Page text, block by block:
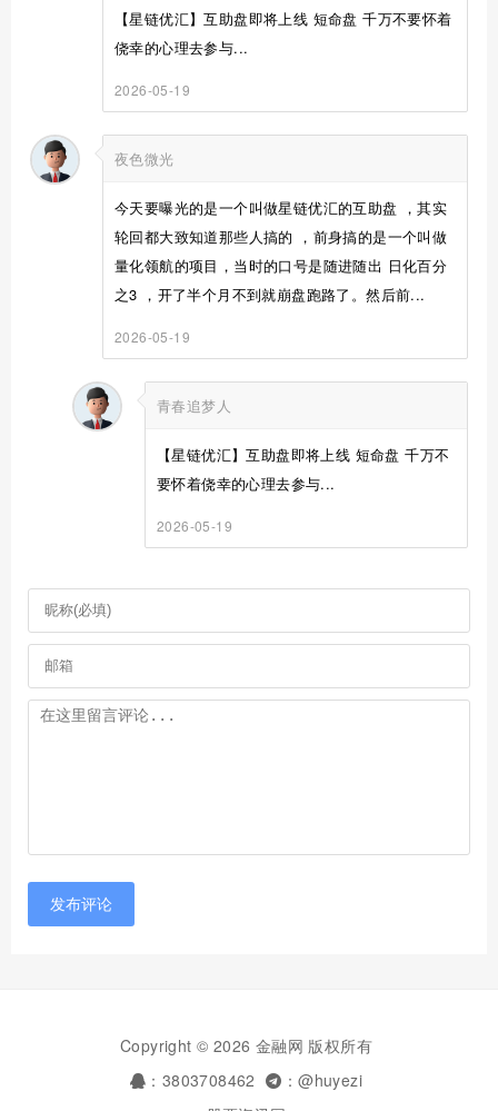
【星链优汇】互助盘即将上线 短命盘 千万不要怀着
侥幸的心理去参与...
2026-05-19
夜色微光
今天要曝光的是一个叫做星链优汇的互助盘 ，其实
轮回都大致知道那些人搞的 ，前身搞的是一个叫做
量化领航的项目，当时的口号是随进随出 日化百分
之3 ，开了半个月不到就崩盘跑路了。然后前...
2026-05-19
青春追梦人
【星链优汇】互助盘即将上线 短命盘 千万不
要怀着侥幸的心理去参与...
2026-05-19
发布评论
Copyright © 2026 金融网 版权所有
：3803708462
：@huyezi